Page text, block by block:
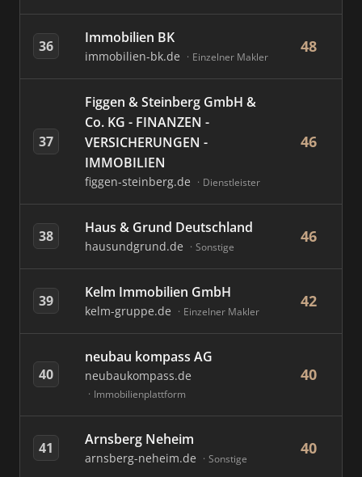
36 Immobilien BK
immobilien-bk.de Einzelner Makler
48
37
Figgen & Steinberg GmbH &
Co. KG - FINANZEN -
VERSICHERUNGEN -
IMMOBILIEN
figgen-steinberg.de Dienstleister
46
38 Haus & Grund Deutschland
hausundgrund.de Sonstige
46
39 Kelm Immobilien GmbH
kelm-gruppe.de Einzelner Makler
42
40
neubau kompass AG
neubaukompass.de
Immobilienplattform
40
41 Arnsberg Neheim
arnsberg-neheim.de Sonstige
40